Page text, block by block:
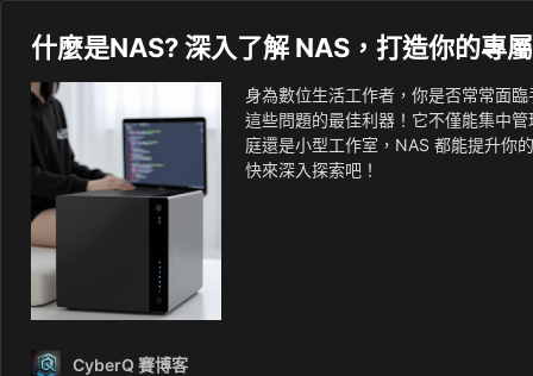
什麼是NAS? 深入了解 NAS，打造你的專
身為數位生活工作者，你是否常常面
這些問題的最佳利器！它不僅能集中
庭還是小型工作室，NAS 都能提升你
快來深入探索吧！
CyberQ 賽博客